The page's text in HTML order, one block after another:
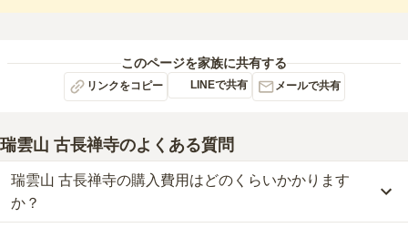
このページを家族に共有する
リンクをコピー LINEで共有 メールで共有
瑞雲山 古長禅寺のよくある質問
瑞雲山 古長禅寺の購入費用はどのくらいかかります
か？